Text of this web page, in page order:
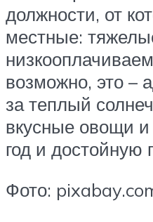
должности, от
местные:
возможно, это –
за теплый
вкусные овощи
год и достойную
Фото: